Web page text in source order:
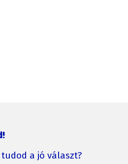
a jó választ?